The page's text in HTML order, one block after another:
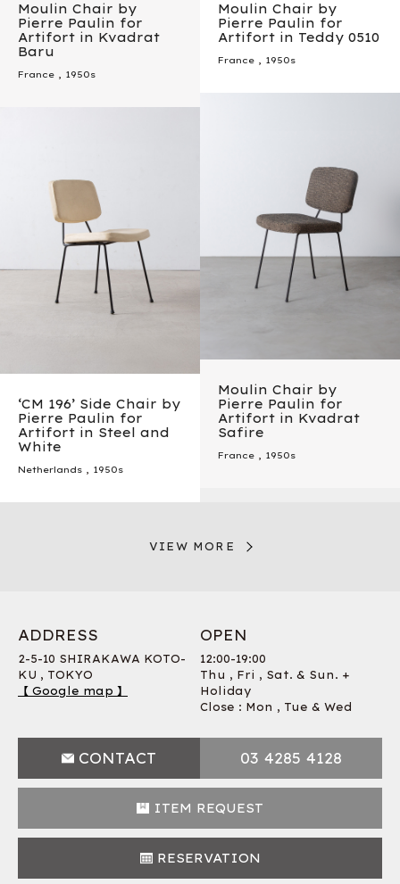
Moulin Chair by
Pierre Paulin for
Artifort in Kvadrat
Baru
France , 1950s
Moulin Chair by
Pierre Paulin for
Artifort in Teddy 0510
France , 1950s
Moulin Chair by
Pierre Paulin for
Artifort in Kvadrat
Safire
France 1950s
‘CM 196’ Side Chair by
Pierre Paulin for
Artifort in Steel and
White
Netherlands 1950s
VIEW MORE
ADDRESS
2-5-10 SHIRAKAWA KOTO-
KU , TOKYO
【 Google map 】
OPEN
12:00-19:00
Thu , Fri , Sat. & Sun. +
Holiday
Close : Mon , Tue & Wed
CONTACT 03 4285 4128
ITEM REQUEST
RESERVATION